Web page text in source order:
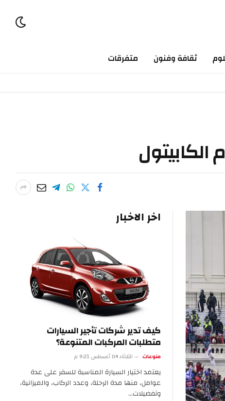
ثقافة وفنون متفرقات
اخر الاخبار
كيف تدير شركات تأجير السيارات
متطلبات المركبات المتنوعة؟
الثلاثاء 04 أغسطس 9:21 م
يعتمد اختيار السيارة المناسبة للسفر على عدة
عوامل، منها مدة الرحلة، وعدد الركاب، والميزانية،
وتفضيلات…